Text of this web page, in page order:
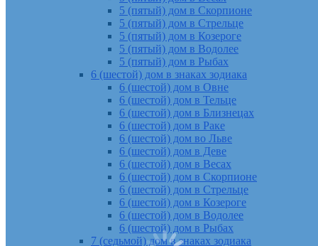
5 (пятый) дом в Скорпионе
5 (пятый) дом в Стрельце
5 (пятый) дом в Козероге
5 (пятый) дом в Водолее
5 (пятый) дом в Рыбах
6 (шестой) дом в знаках зодиака
6 (шестой) дом в Овне
6 (шестой) дом в Тельце
6 (шестой) дом в Близнецах
6 (шестой) дом в Раке
6 (шестой) дом во Льве
6 (шестой) дом в Деве
6 (шестой) дом в Весах
6 (шестой) дом в Скорпионе
6 (шестой) дом в Стрельце
6 (шестой) дом в Козероге
6 (шестой) дом в Водолее
6 (шестой) дом в Рыбах
7 (седьмой) дом в знаках зодиака